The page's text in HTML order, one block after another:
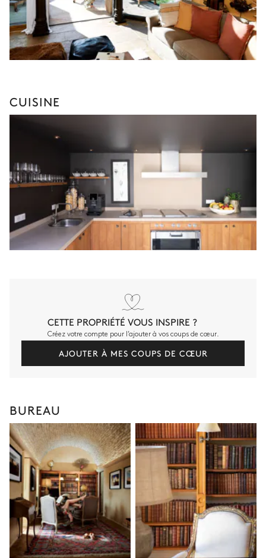
CUISINE
CETTE PROPRIÉTÉ VOUS INSPIRE ?
Créez votre compte pour l’ajouter à vos coups de cœur.
AJOUTER À MES COUPS DE CŒUR
BUREAU